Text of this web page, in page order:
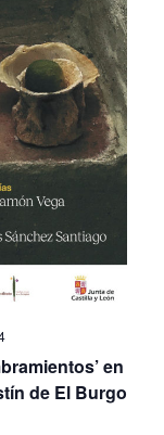
en
de El Burgo